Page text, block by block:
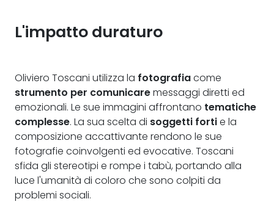
L'impatto duraturo
Oliviero Toscani utilizza la fotografiacome
strumento per comunicaremessaggi diretti ed
emozionali. Le sue immagini affrontano tematiche
complesse. La sua scelta di soggetti fortie la
composizione accattivante rendono le sue
fotografie coinvolgenti ed evocative. Toscani
sfida gli stereotipi e rompe i tabù, portando alla
luce l'umanità di coloro che sono colpiti da
problemi sociali.